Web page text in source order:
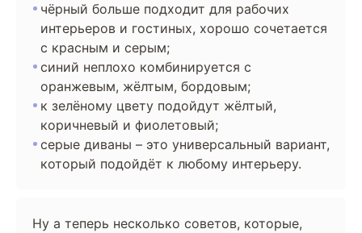
чёрный больше подходит для рабочих
интерьеров и гостиных, хорошо сочетается
с красным и серым;
синий неплохо комбинируется с
оранжевым, жёлтым, бордовым;
к зелёному цвету подойдут жёлтый,
коричневый и фиолетовый;
серые диваны – это универсальный вариант,
который подойдёт к любому интерьеру.
Ну а теперь несколько советов, которые,